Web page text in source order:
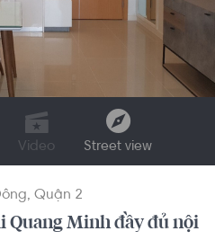
Video Street view
Quận 2
Quang Minh đầy đủ nội